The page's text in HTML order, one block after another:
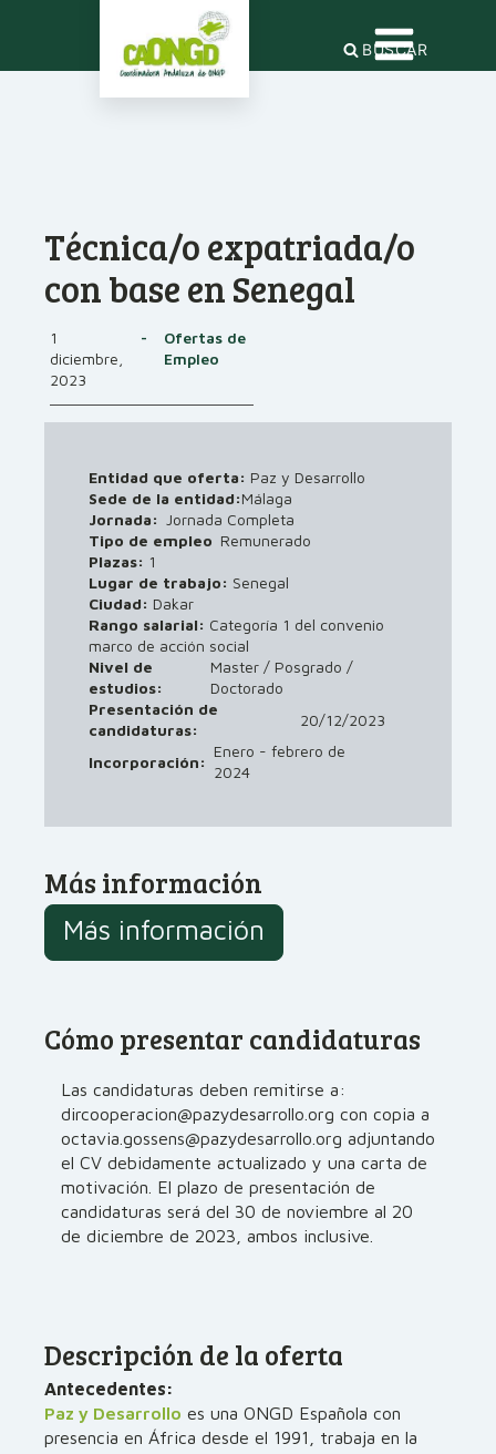
BUSCAR
Técnica/o expatriada/o
con base en Senegal
1
diciembre,
2023
-
Ofertas de
Empleo
Entidad que oferta: Paz y Desarrollo
Sede de la entidad:Málaga
Jornada: Jornada Completa
Tipo de empleo Remunerado
Plazas: 1
Lugar de trabajo: Senegal
Ciudad: Dakar
Rango salarial: Categoría 1 del convenio
marco de acción social
Nivel de
estudios:
Master / Posgrado /
Doctorado
Presentación de
candidaturas:
20/12/2023
Incorporación:
Enero - febrero de
2024
Más información
Más información
Cómo presentar candidaturas
Las candidaturas deben remitirse a:
dircooperacion@pazydesarrollo.org con copia a
octavia.gossens@pazydesarrollo.org adjuntando
el CV debidamente actualizado y una carta de
motivación. El plazo de presentación de
candidaturas será del 30 de noviembre al 20
de diciembre de 2023, ambos inclusive.
Descripción de la oferta
Antecedentes:
Paz y Desarrollo es una ONGD Española con
presencia en África desde el 1991, trabaja en la